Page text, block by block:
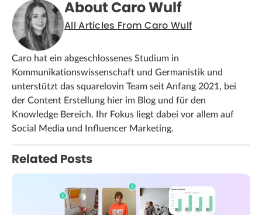
About Caro Wulf
All Articles From Caro Wulf
Caro hat ein abgeschlossenes Studium in
Kommunikationswissenschaft und Germanistik und
unterstützt das squarelovin Team seit Anfang 2021, bei
der Content Erstellung hier im Blog und für den
Knowledge Bereich. Ihr Fokus liegt dabei vor allem auf
Social Media und Influencer Marketing.
Related Posts